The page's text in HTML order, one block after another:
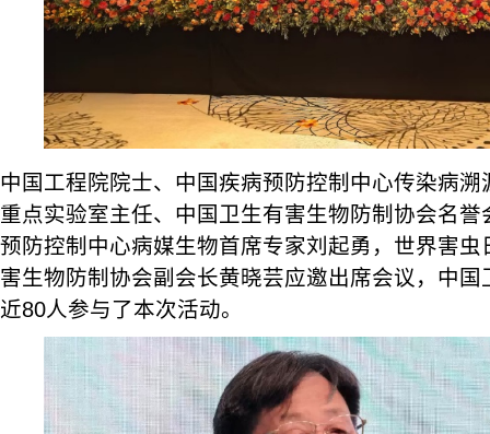
中国工程院院士、中国疾病预防控制中心传染病
重点实验室主任、中国卫生有害生物防制协会名
预防控制中心病媒生物首席专家刘起勇，世界害
害生物防制协会副会长黄晓芸应邀出席会议，中
近80人参与了本次活动。